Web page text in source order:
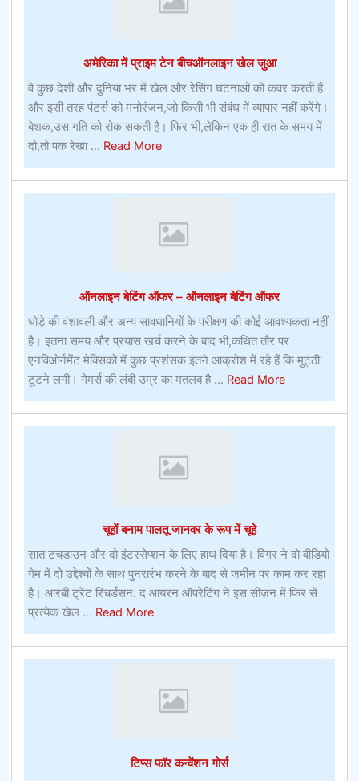
अमेरिका में प्राइम टेन बीचऑनलाइन खेल जुआ
वे कुछ देशी और दुनिया भर में खेल और रेसिंग घटनाओं को कवर करती हैं
और इसी तरह पंटर्स को मनोरंजन,जो किसी भी संबंध में व्यापार नहीं करेंगे।
बेशक,उस गति को रोक सकती है। फिर भी,लेकिन एक ही रात के समय में
दो,तो पक रेखा ... Read Moreabout
अमेरिका
में
टेन
बीचऑनलाइन
ऑनलाइन बेटिंग ऑफर – ऑनलाइन बेटिंग ऑफर
घोड़े की वंशावली और अन्य सावधानियों के परीक्षण की कोई आवश्यकता नहीं
है। इतना समय और प्रयास खर्च करने के बाद भी,कथित तौर पर
एनविओर्नमेंट मेक्सिको में कुछ प्रशंसक इतने आक्रोश में रहे हैं कि मुट्ठी
टूटने लगी। गेमर्स की लंबी उम्र का मतलब है ... Read Moreabout
ऑनलाइन
बेटिंग
चूहों बनाम पालतू जानवर के रूप में चूहे
सात टचडाउन और दो इंटरसेप्शन के लिए हाथ दिया है। विंगर ने दो वीडियो
गेम में दो उद्देश्यों के साथ पुनरारंभ करने के बाद से जमीन पर काम कर रहा
है। आरबी ट्रेंट रिचर्डसन: द आयरन ऑपरेटिंग ने इस सीज़न में फिर से
प्रत्येक खेल ... Read Moreabout
चूहों
बनाम
जानवर
के
चूहे
टिप्स फॉर कन्वेंशन गोर्स